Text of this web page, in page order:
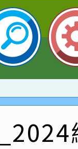
師、
小朗讀
園市中
榮獲教
世
創客佳
園市中
獲社
O蜜、
展 國
班張O